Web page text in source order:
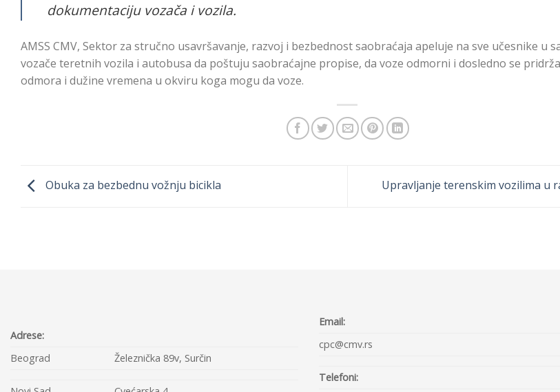
dokumentaciju vozača i vozila.
AMSS CMV, Sektor za stručno usavršavanje, razvoj i bezbednost saobraćaja apeluje na sve učesnike u
vozače teretnih vozila i autobusa da poštuju saobraćajne propise, da voze odmorni i dosledno se
odmora i dužine vremena u okviru koga mogu da voze.
Obuka za bezbednu vožnju bicikla Upravljanje terenskim vozilima u
Adrese:
Beograd
Železnička 89v, Surčin
Email:
cpc@cmv.rs
Telefoni: